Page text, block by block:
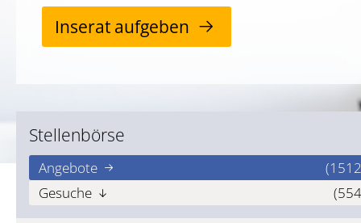
Inserat aufgeben
Stellenbörse
Angebote
Gesuche